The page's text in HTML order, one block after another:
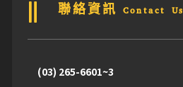
聯絡資訊 Contact Us
(03) 265-6601~3